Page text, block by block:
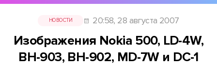
НОВОСТИ 20:58, 28 августа 2007
Изображения Nokia 500, LD-4W,
BH-903, BH-902, MD-7W и DC-1